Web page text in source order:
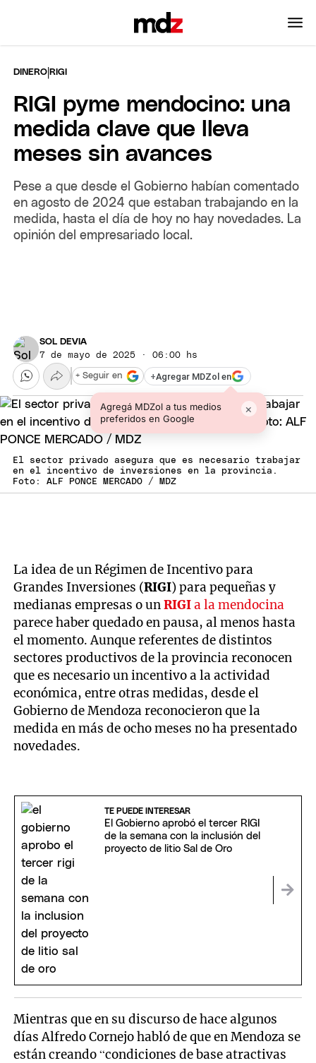
DINERO |RIGI
RIGI pyme mendocino: una
medida clave que lleva
meses sin avances
Pese a que desde el Gobierno habían comentado
en agosto de 2024 que estaban trabajando en la
medida, hasta el día de hoy no hay novedades. La
opinión del empresariado local.
SOL DEVIA
7 de mayo de 2025 · 06:00 hs
+Agregar MDZol en
Agregá MDZol a tus medios
preferidos en Google
×
+ Seguir en
El sector privado asegura que es necesario trabajar
en el incentivo de inversiones en la provincia.
Foto: ALF PONCE MERCADO / MDZ
La idea de un Régimen de Incentivo para
Grandes Inversiones (RIGI) para pequeñas y
medianas empresas o unRIGIa la mendocina
parece haber quedado en pausa, al menos hasta
el momento. Aunque referentes de distintos
sectores productivos de la provincia reconocen
que es necesario un incentivo a la actividad
económica, entre otras medidas, desde el
Gobierno de Mendoza reconocieron que la
medida en más de ocho meses no ha presentado
novedades.
TE PUEDE INTERESAR
El Gobierno aprobó el tercer RIGI
de la semana con la inclusión del
proyecto de litio Sal de Oro
Mientras que en su discurso de hace algunos
días Alfredo Cornejo habló de que en Mendoza se
están creando “condiciones de base atractivas